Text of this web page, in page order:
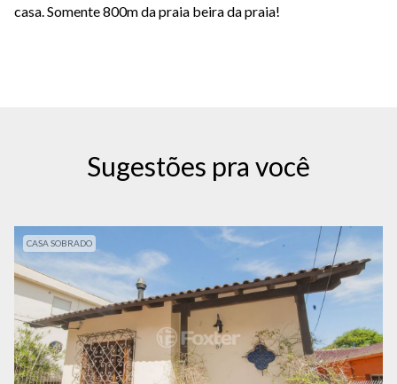
casa. Somente 800m da praia beira da praia!
Sugestões pra você
CASA SOBRADO